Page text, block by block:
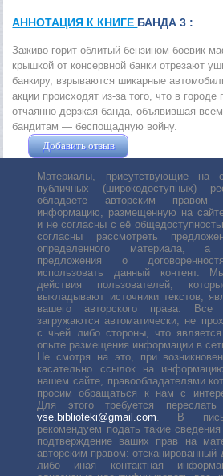
АННОТАЦИЯ К КНИГЕ БАНДА 3 :
Заживо горит облитый бензином боевик
крышкой от консервной банки отрезают
банкиру, взрываются шикарные
акции происходят из-за того, что в
отчаянно дерзкая банда, объявившая
бандитам — беспощадную войну.
Добавить отзыв
Материалы, присутствующие на
публичных (широкодоступных)
обладаете авторским
информацию, размещенную на
и не согласны с её
согласны рассмотреть
определенного материала, а
предложения о
использовать данный контент.
действия пользователей,
выкладывают источники текстов,
вашего авторского права.
загружаются автоматически, не
с чьей либо стороны, что
опыте размещения информации в
Не смотря на это, при
касательно ссылок на
нашем сайте, правообладателями
просим обращаться к нам с
Для этого требуется
vse.biblioteki@gmail.com. В
рекомендуем подать такие
подтверждение ваших прав на
авторским правом: отсканированный
либо иная контактная